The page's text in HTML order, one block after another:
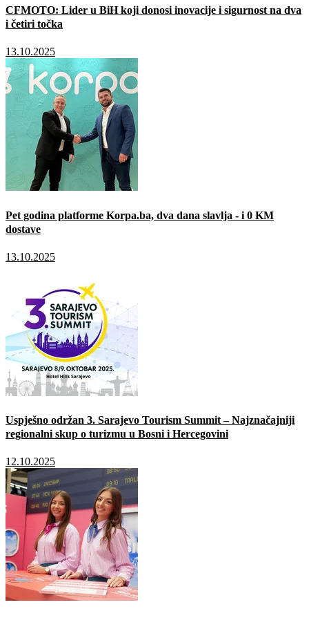
CFMOTO: Lider u BiH koji donosi inovacije i sigurnost na dva
i četiri točka
13.10.2025
Pet godina platforme Korpa.ba, dva dana slavlja - i 0 KM
dostave
13.10.2025
Uspješno održan 3. Sarajevo Tourism Summit – Najznačajniji
regionalni skup o turizmu u Bosni i Hercegovini
12.10.2025